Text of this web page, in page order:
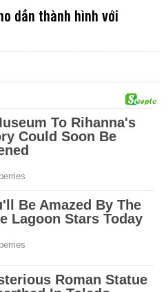
dần thành hình với